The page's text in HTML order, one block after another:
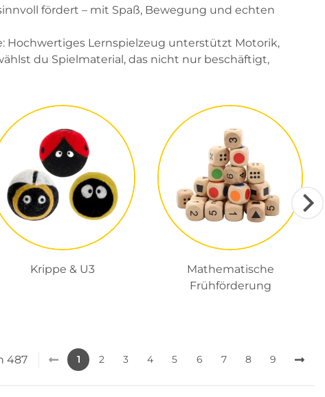
fördert – mit Spaß, Bewegung und echten
Hochwertiges Lernspielzeug unterstützt Motorik,
du Spielmaterial, das nicht nur beschäftigt,
Krippe & U3
Mathematische
Frühförderung
487 1 2 3 4 5 6 7 8 9